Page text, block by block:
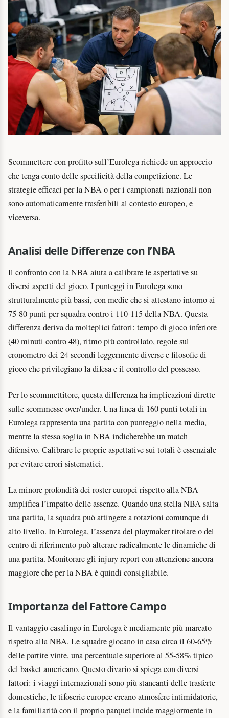
Scommettere con profitto sull’Eurolega richiede un approccio
che tenga conto delle specificità della competizione. Le
strategie efficaci per la NBA o per i campionati nazionali non
sono automaticamente trasferibili al contesto europeo, e
viceversa.
Analisi delle Differenze con l’NBA
Il confronto con la NBA aiuta a calibrare le aspettative su
diversi aspetti del gioco. I punteggi in Eurolega sono
strutturalmente più bassi, con medie che si attestano intorno ai
75-80 punti per squadra contro i 110-115 della NBA. Questa
differenza deriva da molteplici fattori: tempo di gioco inferiore
(40 minuti contro 48), ritmo più controllato, regole sul
cronometro dei 24 secondi leggermente diverse e filosofie di
gioco che privilegiano la difesa e il controllo del possesso.
Per lo scommettitore, questa differenza ha implicazioni dirette
sulle scommesse over/under. Una linea di 160 punti totali in
Eurolega rappresenta una partita con punteggio nella media,
mentre la stessa soglia in NBA indicherebbe un match
difensivo. Calibrare le proprie aspettative sui totali è essenziale
per evitare errori sistematici.
La minore profondità dei roster europei rispetto alla NBA
amplifica l’impatto delle assenze. Quando una stella NBA salta
una partita, la squadra può attingere a rotazioni comunque di
alto livello. In Eurolega, l’assenza del playmaker titolare o del
centro di riferimento può alterare radicalmente le dinamiche di
una partita. Monitorare gli injury report con attenzione ancora
maggiore che per la NBA è quindi consigliabile.
Importanza del Fattore Campo
Il vantaggio casalingo in Eurolega è mediamente più marcato
rispetto alla NBA. Le squadre giocano in casa circa il 60-65%
delle partite vinte, una percentuale superiore al 55-58% tipico
del basket americano. Questo divario si spiega con diversi
fattori: i viaggi internazionali sono più stancanti delle trasferte
domestiche, le tifoserie europee creano atmosfere intimidatorie,
e la familiarità con il proprio parquet incide maggiormente in